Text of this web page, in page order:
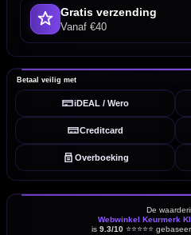
Gratis verzending
Vanaf €40
Betaal veilig met
iDEAL / Wero
Creditcard
Overboeking
De
Webwinkel Keurmerk
is 9.3/10 ⭐⭐⭐⭐⭐